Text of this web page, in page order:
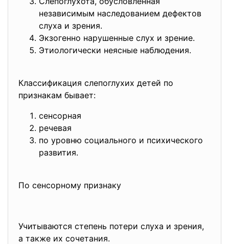
независимым наследованием дефектов
слуха и зрения.
Экзогенно нарушенные слух и зрение.
Этиологически неясные наблюдения.
Классификация слепоглухих детей по
признакам бывает:
сенсорная
речевая
по уровню социального и психического
развития.
По сенсорному признаку
Учитываются степень потери слуха и зрения,
а также их сочетания.